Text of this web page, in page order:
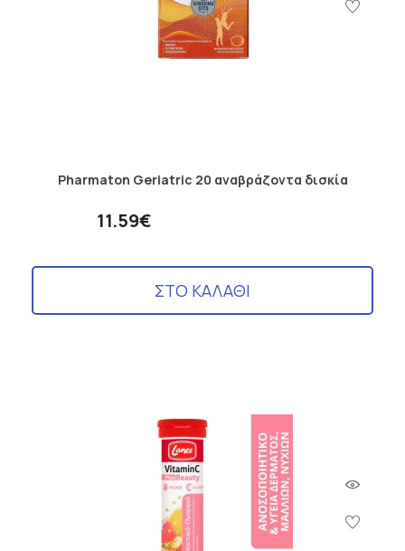
Pharmaton Geriatric 20 αναβράζοντα δισκία
11.59€
ΣΤΟ ΚΑΛΑΘΙ